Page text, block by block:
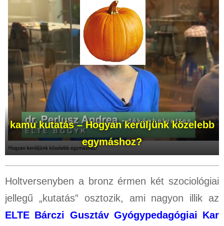
kamu kutatás – Hogyan kerüljünk közelebb
egymáshoz?
Holtversenyben a bronz érmen két szociológiai
jellegű „kutatás” osztozik, ami nagyon illik az
ELTE Bárczi Gusztáv Gyógypedagógiai Kar